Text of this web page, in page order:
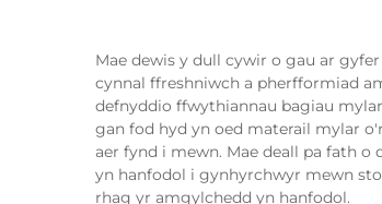
Mae dewis y dull cywir o gau ar
cynnal ffreshniwch a pherfformiad
defnyddio ffwythiannau bagiau
gan fod hyd yn oed materail mylar
aer fynd i mewn. Mae deall pa fath
yn hanfodol i gynhyrchwyr mewn
rhag yr amgylchedd yn hanfodol.